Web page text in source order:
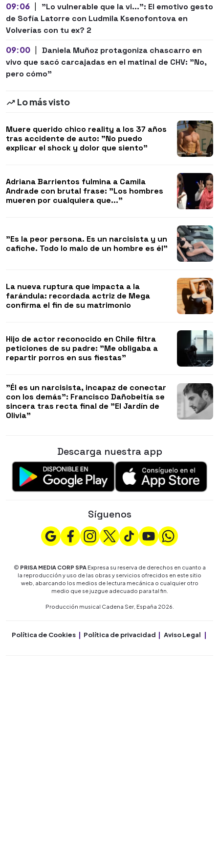
09:06 |
"Lo vulnerable que la vi...": El emotivo gesto
de Sofía Latorre con Ludmila Ksenofontova en
Volverías con tu ex? 2
09:00 | Daniela Muñoz protagoniza chascarro en
vivo que sacó carcajadas en el matinal de CHV: "No,
pero cómo"
Lo más visto
Muere querido chico reality a los 37 años
tras accidente de auto: "No puedo
explicar el shock y dolor que siento"
Adriana Barrientos fulmina a Camila
Andrade con brutal frase: "Los hombres
mueren por cualquiera que..."
"Es la peor persona. Es un narcisista y un
cafiche. Todo lo malo de un hombre es él"
La nueva ruptura que impacta a la
farándula: recordada actriz de Mega
confirma el fin de su matrimonio
Hijo de actor reconocido en Chile filtra
peticiones de su padre: "Me obligaba a
repartir porros en sus fiestas"
"Él es un narcisista, incapaz de conectar
con los demás": Francisco Dañobeitía se
sincera tras recta final de "El Jardín de
Olivia"
Descarga nuestra app
Síguenos
© PRISA MEDIA CORP SPAExpresa su reserva de derechos en cuanto a
la reproducción y uso de las obras y servicios ofrecidos en este sitio
web, abarcando los medios de lectura mecánica o cualquier otro
medio que se juzgue adecuado para tal fin.
Producción musical Cadena Ser, España 2026.
Política de Cookies Política de privacidad Aviso Legal